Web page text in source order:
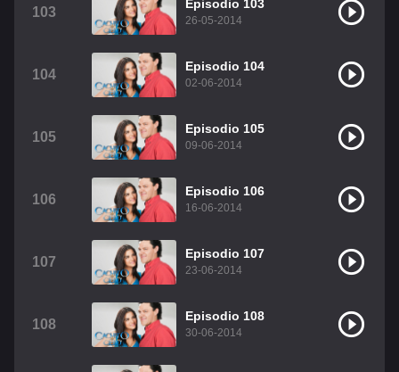
103
Episodio 103
26-05-2014
104
Episodio 104
02-06-2014
105
Episodio 105
09-06-2014
106
Episodio 106
16-06-2014
107
Episodio 107
23-06-2014
108
Episodio 108
30-06-2014